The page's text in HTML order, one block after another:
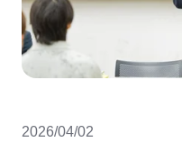
2026/04/02